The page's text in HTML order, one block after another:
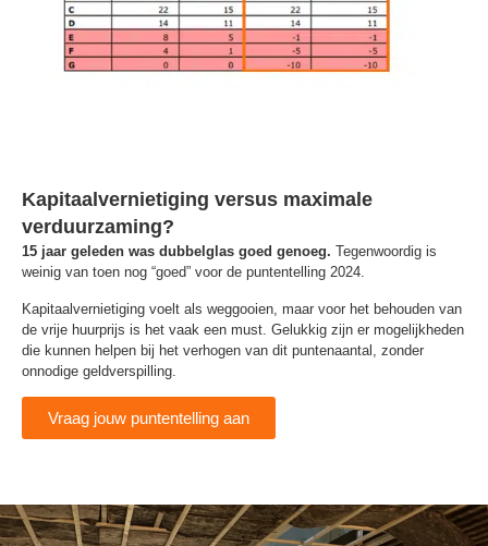
Kapitaalvernietiging versus maximale
verduurzaming?
15 jaar geleden was dubbelglas goed genoeg. Tegenwoordig is
weinig van toen nog “goed” voor de puntentelling 2024.
Kapitaalvernietiging voelt als weggooien, maar voor het behouden van
de vrije huurprijs is het vaak een must. Gelukkig zijn er mogelijkheden
die kunnen helpen bij het verhogen van dit puntenaantal, zonder
onnodige geldverspilling.
Vraag jouw puntentelling aan